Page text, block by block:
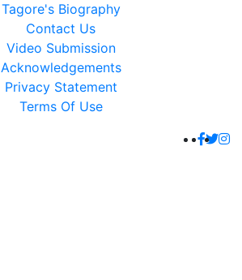
Tagore's Biography
Contact Us
Video Submission
Acknowledgements
Privacy Statement
Terms Of Use